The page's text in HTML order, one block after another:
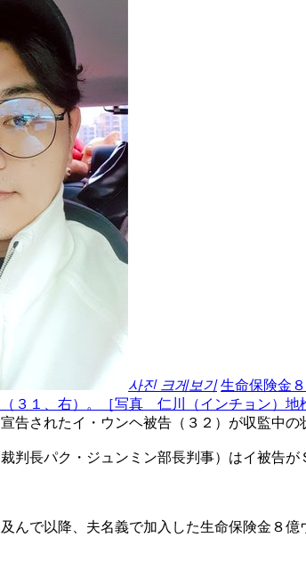
사진 크게보기 生命保険金
３１、右）。［写真 仁川（インチョン）地
告されたイ・ウンヘ被告（３２）が収監中
判長パク・ジュンミン部長判事）はイ被告
んで以降、夫名義で加入した生命保険金８